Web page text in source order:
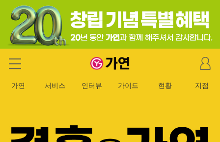
가연 결혼정보회사
마
이
이
가연 서비스 인터뷰 가이드 현황 지점